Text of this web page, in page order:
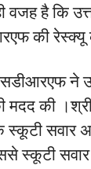
वजह है कि
की रेस्क्यू
मदद की
स्कूटी सवार
स्कूटी